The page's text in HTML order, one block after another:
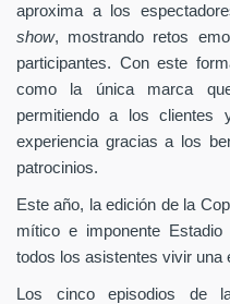
aproxima a los
show, mostrando retos
participantes. Con este
como la única marca
permitiendo a los clientes
experiencia gracias a los
patrocinios.
Este año, la edición de la
mítico e imponente Estadio
todos los asistentes vivir una
Los cinco episodios de